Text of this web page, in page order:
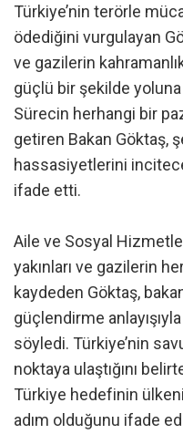
Türkiye’nin terörle
ödediğini vurgulayan
ve gazilerin
güçlü bir şekilde
Sürecin herhangi bir
getiren Bakan Göktaş,
hassasiyetlerini
ifade etti.
Aile ve Sosyal
yakınları ve gazilerin
kaydeden Göktaş,
güçlendirme
söyledi. Türkiye’nin
noktaya ulaştığını
Türkiye hedefinin
adım olduğunu ifade